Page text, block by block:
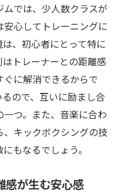
では、少人数クラスが
心してトレーニングに
、初心者にとって特に
トレーナーとの距離感
に解消できるからで
ので、互いに励まし合
つ。また、音楽に合わ
キックボクシングの技
もなるでしょう。
感が生む安心感